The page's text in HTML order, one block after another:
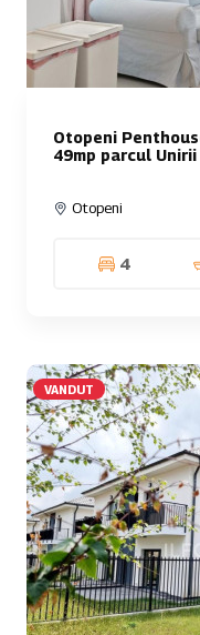
Otopeni
49mp parcul Unirii
Otopeni
4
VANDUT